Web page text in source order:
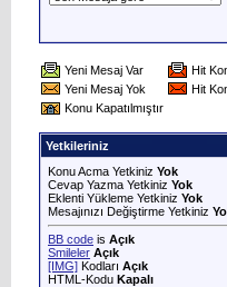
Yeni Mesaj Var
Hit
Yeni Mesaj Yok
Hit
Konu Kapatılmıştır
Yetkileriniz
Konu Acma Yetkiniz Yok
Cevap Yazma Yetkiniz Yok
Eklenti Yükleme Yetkiniz Yok
Mesajınızı Değiştirme Yetkiniz
BB code is Açık
Smileler Açık
[IMG] Kodları Açık
HTML-Kodu Kapalı